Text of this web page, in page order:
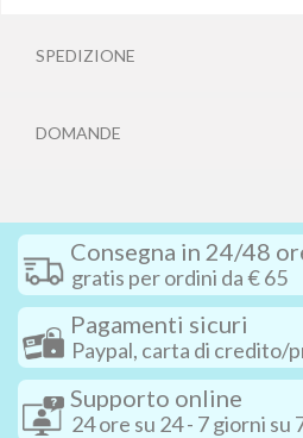
SPEDIZIONE
DOMANDE
Consegna in 24/48
gratis per ordini da € 65
Pagamenti sicuri
Paypal, carta di credito/
Supporto online
24 ore su 24 - 7 giorni su